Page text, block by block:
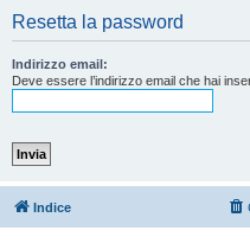
Resetta la password
Indirizzo email:
Deve essere l’indirizzo email che hai
Indice